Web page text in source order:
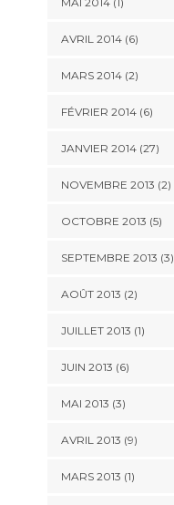
AVRIL 2014 (6)
MARS 2014 (2)
FÉVRIER 2014 (6)
JANVIER 2014 (27)
NOVEMBRE 2013 (2)
OCTOBRE 2013 (5)
SEPTEMBRE 2013 (3)
AOÛT 2013 (2)
JUILLET 2013 (1)
JUIN 2013 (6)
MAI 2013 (3)
AVRIL 2013 (9)
MARS 2013 (1)